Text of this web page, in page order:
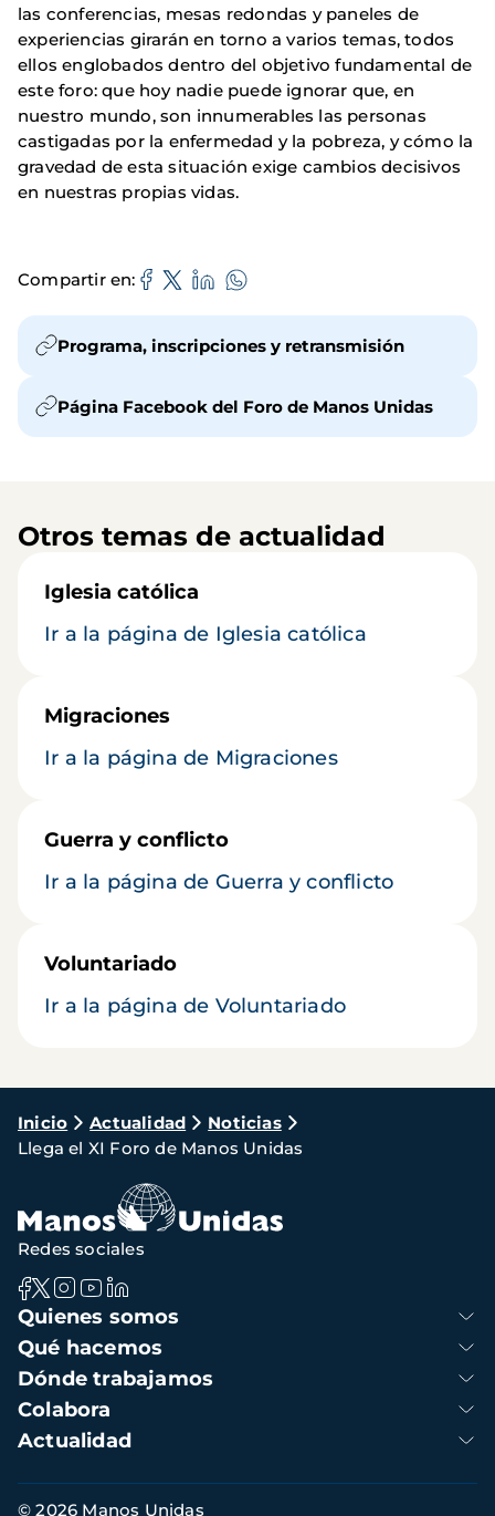
las conferencias, mesas redondas y paneles de
experiencias girarán en torno a varios temas, todos
ellos englobados dentro del objetivo fundamental de
este foro: que hoy nadie puede ignorar que, en
nuestro mundo, son innumerables las personas
castigadas por la enfermedad y la pobreza, y cómo la
gravedad de esta situación exige cambios decisivos
en nuestras propias vidas.
Compartir en
Programa, inscripciones y retransmisión
Página Facebook del Foro de Manos Unidas
Otros temas de actualidad
Iglesia católica
Ir a la página de Iglesia católica
Migraciones
Ir a la página de Migraciones
Guerra y conflicto
Ir a la página de Guerra y conflicto
Voluntariado
Ir a la página de Voluntariado
Ruta
de
navegación
Inicio Actualidad
Noticias
Llega el XI Foro de Manos Unidas
Navegación
principal
Quienes somos
Qué hacemos
Dónde trabajamos
Colabora
Actualidad
Redes sociales
Información
© 2026 Manos Unidas